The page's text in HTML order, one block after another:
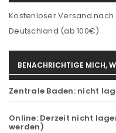
Kostenloser Versand
Deutschland (ab 100€)
BENACHRICHTIGE MICH,
Zentrale Baden: nicht
Online: Derzeit nicht
werden)